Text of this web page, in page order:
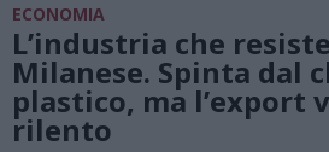
ECONOMIA
L’industria che
Milanese. Spinta dal
plastico, ma l’export
rilento